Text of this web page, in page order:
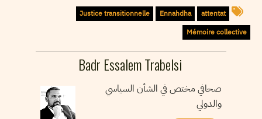
attentat
Ennahdha
Justice transitionnelle
Mémoire collective
Badr Essalem Trabelsi
صحافي مختص في الشأن السياسي
والدولي